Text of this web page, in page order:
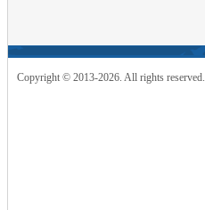
Copyright © 2013-2026. All rights reserved.